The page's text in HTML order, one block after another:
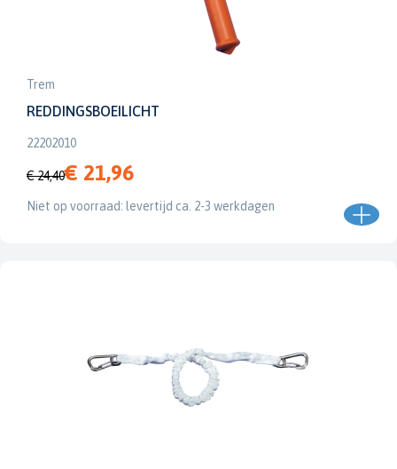
Trem
REDDINGSBOEILICHT
22202010
€ 24,40€ 21,96
Niet op voorraad: levertijd ca. 2-3 werkdagen